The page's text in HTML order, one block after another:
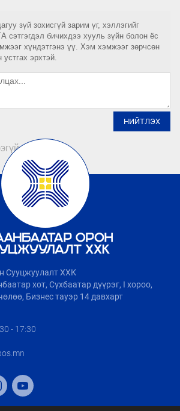
зүй зохисгүй зарим үг, хэллэгийг
сэтгэгдэл бичихдээ хууль зүйн болон ёс
хүндэтгэнэ үү. Хэм хэмжээг зөрчсөн
устгах эрхтэй.
НИЙТЛЭХ
байна
Сууцжуулалт ХХК
хот, Сүхбаатар дүүрэг, I хороо,
Бизнес тауэр 14 давхарт
- 17:30